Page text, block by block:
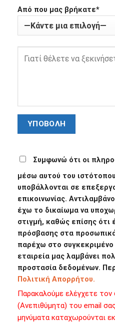
Από που μας βρήκατε*
Συμφωνώ ότι οι
μέσω αυτού του
υποβάλλονται σε
επικοινωνίας.
έχω το δικαίωμα να
στιγμή, καθώς επίσης ότι
πρόσβασης στα
παρέχω στο
εταιρεία μας λαμβάνει
προστασία δεδομένων.
Πολιτική Απορρήτου.
Παρακαλούμε ελέγχετε
(Ανεπιθύμητα) του email
μηνύματα καταχωρούνται